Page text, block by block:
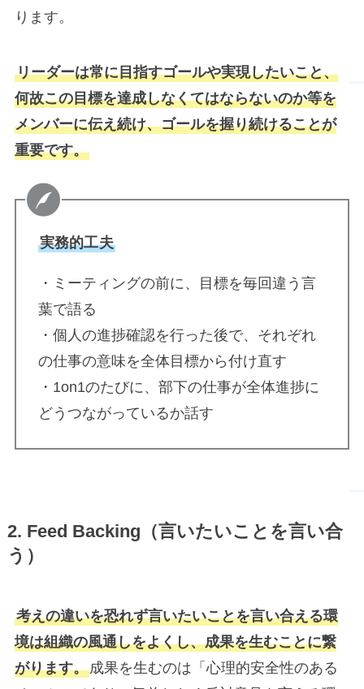
ります。
リーダーは常に目指すゴールや実現したいこと、
何故この目標を達成しなくてはならないのか等を
メンバーに伝え続け、ゴールを握り続けることが
重要です。
実務的工夫
・ミーティングの前に、目標を毎回違う言
葉で語る
・個人の進捗確認を行った後で、それぞれ
の仕事の意味を全体目標から付け直す
・1on1のたびに、部下の仕事が全体進捗に
どうつながっているか話す
2. Feed Backing （言いたいことを言い合
う）
考えの違いを恐れず言いたいことを言い合える環
境は組織の風通しをよくし、成果を生むことに繋
がります。成果を生むのは「心理的安全性のある